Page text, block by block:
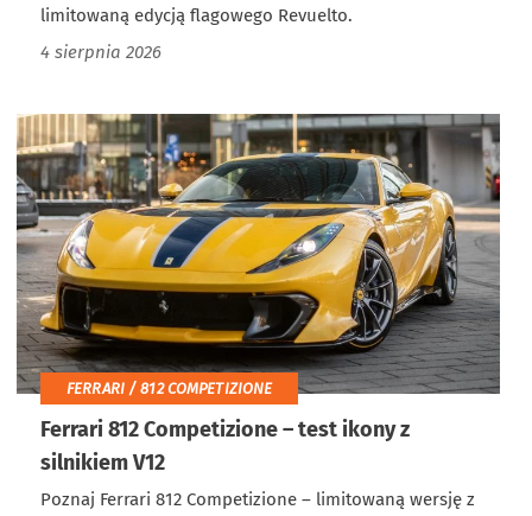
limitowaną edycją flagowego Revuelto.
4 sierpnia 2026
FERRARI / 812 COMPETIZIONE
Ferrari 812 Competizione – test ikony z
silnikiem V12
Poznaj Ferrari 812 Competizione – limitowaną wersję z